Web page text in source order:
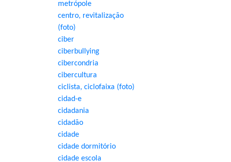
metrópole
centro, revitalização
(foto)
ciber
ciberbullying
cibercondria
cibercultura
ciclista, ciclofaixa (foto)
cidad-e
cidadania
cidadão
cidade
cidade dormitório
cidade escola